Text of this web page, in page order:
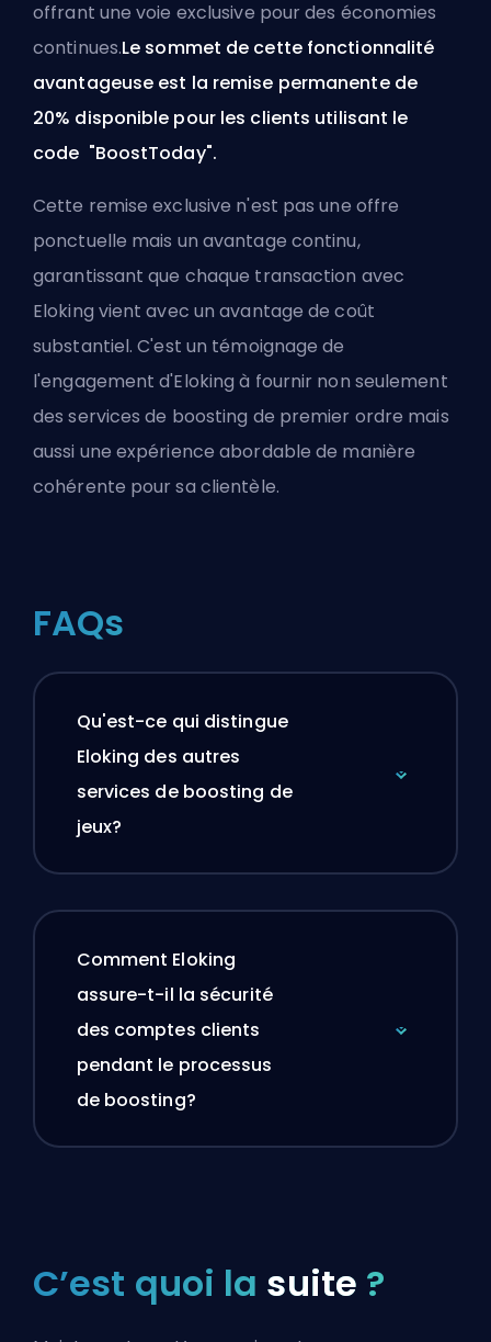
offrant une voie exclusive pour des économies
continues.Le sommet de cette fonctionnalité
avantageuse est la remise permanente de
20% disponible pour les clients utilisant le
code "BoostToday".
Cette remise exclusive n'est pas une offre
ponctuelle mais un avantage continu,
garantissant que chaque transaction avec
Eloking vient avec un avantage de coût
substantiel. C'est un témoignage de
l'engagement d'Eloking à fournir non seulement
des services de boosting de premier ordre mais
aussi une expérience abordable de manière
cohérente pour sa clientèle.
FAQs
Qu'est-ce qui distingue
Eloking des autres
services de boosting de
jeux?
Comment Eloking
assure-t-il la sécurité
des comptes clients
pendant le processus
de boosting?
C’est quoi la suite ?